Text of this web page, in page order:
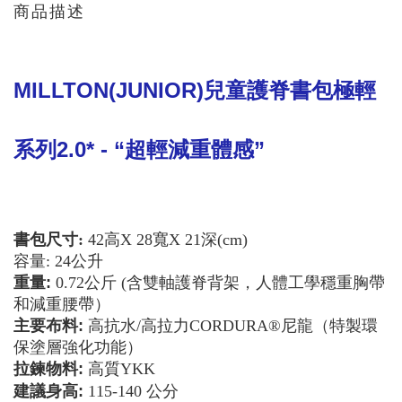
商品描述
MILLTON(JUNIOR)兒童護脊書包極輕
系列2.0* - “超輕減重體感”
書包尺寸: 42高X 28寬X 21深(cm)
容量: 24公升
重量: 0.72公斤 (含雙軸護脊背架，人體工學穩重胸帶
和減重腰帶）
主要布料: 高抗水/高拉力CORDURA®尼龍（特製環
保塗層強化功能）
拉鍊物料: 高質YKK
建議身高: 115-140 公分